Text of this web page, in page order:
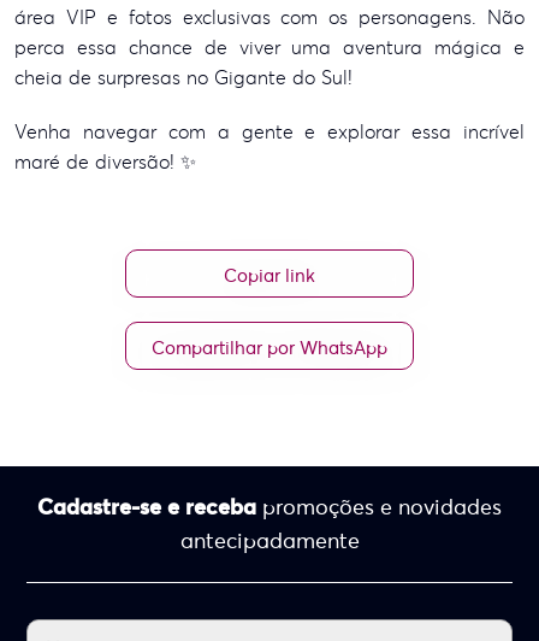
área VIP e fotos exclusivas com os personagens. Não
perca essa chance de viver uma aventura mágica e
cheia de surpresas no Gigante do Sul!
Venha navegar com a gente e explorar essa incrível
maré de diversão! ✨
Copiar link
Compartilhar por WhatsApp
Cadastre-se e receba promoções e novidades
antecipadamente